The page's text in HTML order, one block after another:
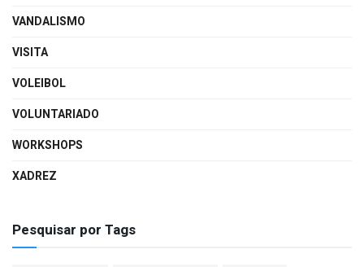
VANDALISMO
VISITA
VOLEIBOL
VOLUNTARIADO
WORKSHOPS
XADREZ
Pesquisar por Tags